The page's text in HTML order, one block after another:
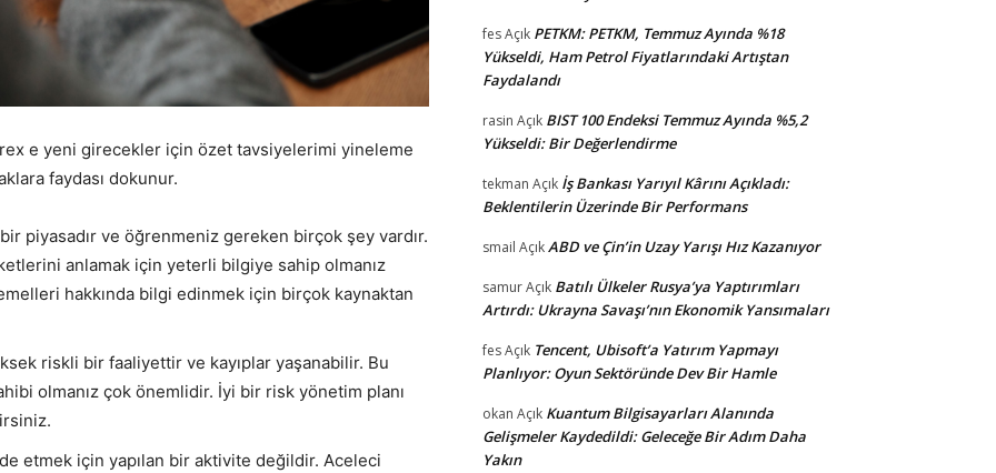
e yeni girecekler için özet tavsiyelerimi yineleme
faydası dokunur.
piyasadır ve öğrenmeniz gereken birçok şey vardır.
anlamak için yeterli bilgiye sahip olmanız
hakkında bilgi edinmek için birçok kaynaktan
riskli bir faaliyettir ve kayıplar yaşanabilir. Bu
olmanız çok önemlidir. İyi bir risk yönetim planı
etmek için yapılan bir aktivite değildir. Aceleci
fesAçık PETKM: PETKM, Temmuz Ayında %18
Yükseldi, Ham Petrol Fiyatlarındaki Artıştan
Faydalandı
rasin Açık BIST 100 Endeksi Temmuz Ayında %5,2
Yükseldi: Bir Değerlendirme
tekman Açık İş Bankası Yarıyıl Kârını Açıkladı:
Beklentilerin Üzerinde Bir Performans
smail AçıkABD ve Çin’in Uzay Yarışı Hız Kazanıyor
samurAçık Batılı Ülkeler Rusya’ya Yaptırımları
Artırdı: Ukrayna Savaşı’nın Ekonomik Yansımaları
fesAçık Tencent, Ubisoft’a Yatırım Yapmayı
Planlıyor: Oyun Sektöründe Dev Bir Hamle
okan Açık Kuantum Bilgisayarları Alanında
Gelişmeler Kaydedildi: Geleceğe Bir Adım Daha
Yakın